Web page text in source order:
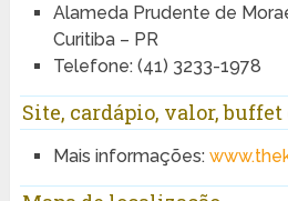
Alameda Prudente de
Curitiba – PR
Telefone: (41) 3233-1978
Site, cardápio, valor, buffet
Mais informações: